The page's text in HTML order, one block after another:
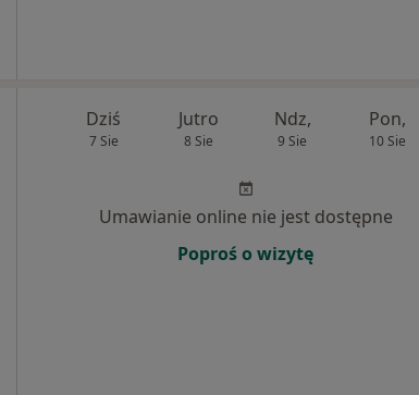
Dziś
7 Sie
Jutro
8 Sie
Ndz,
9 Sie
Pon,
10 Sie
Umawianie online nie jest dostępne
Poproś o wizytę